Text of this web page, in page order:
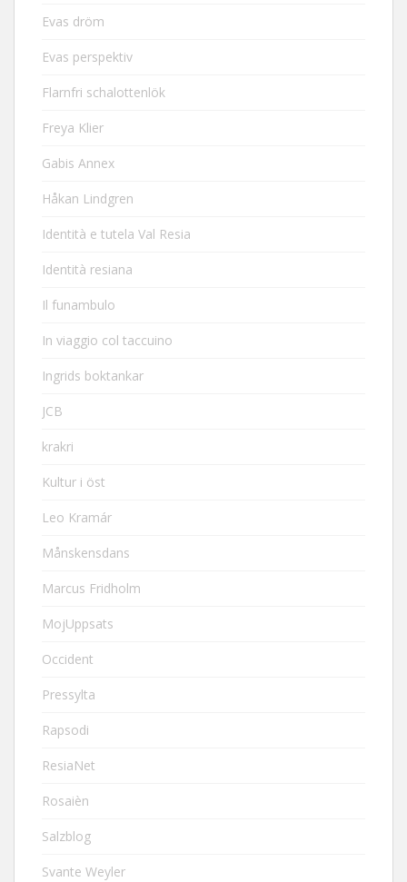
Evas dröm
Evas perspektiv
Flarnfri schalottenlök
Freya Klier
Gabis Annex
Håkan Lindgren
Identità e tutela Val Resia
Identità resiana
Il funambulo
In viaggio col taccuino
Ingrids boktankar
JCB
krakri
Kultur i öst
Leo Kramár
Månskensdans
Marcus Fridholm
MojUppsats
Occident
Pressylta
Rapsodi
ResiaNet
Rosaièn
Salzblog
Svante Weyler